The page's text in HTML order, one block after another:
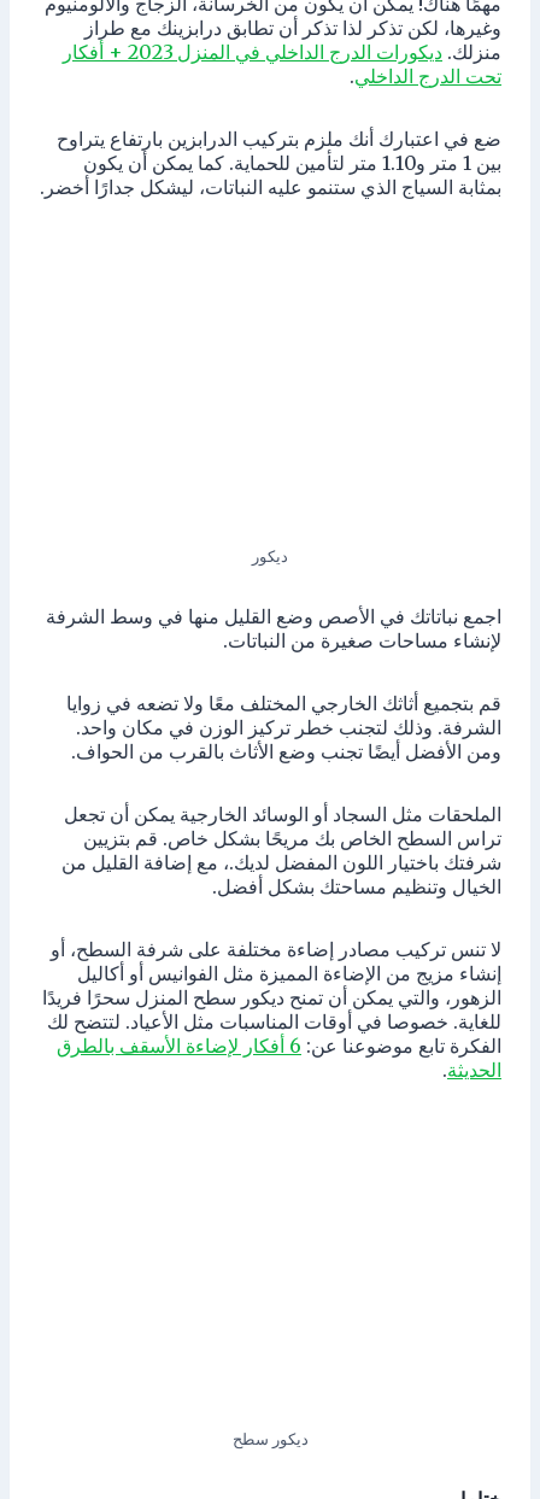
وغيرها، لكن تذكر لذا تذكر أن تطابق درابزينك مع طراز
منزلك.
ديكورات الدرج الداخلي في المنزل 2023 + أفكار
تحت الدرج الداخلي.
ضع في اعتبارك أنك ملزم بتركيب الدرابزين بارتفاع يتراوح
بين 1 متر و1.10 متر لتأمين للحماية. كما يمكن أن يكون
بمثابة السياج الذي ستنمو عليه النباتات، ليشكل جدارًا أخضر.
ديكور
اجمع نباتاتك في الأصص وضع القليل منها في وسط الشرفة
لإنشاء مساحات صغيرة من النباتات.
قم بتجميع أثاثك الخارجي المختلف معًا ولا تضعه في زوايا
الشرفة. وذلك لتجنب خطر تركيز الوزن في مكان واحد.
ومن الأفضل أيضًا تجنب وضع الأثاث بالقرب من الحواف.
الملحقات مثل السجاد أو الوسائد الخارجية يمكن أن تجعل
تراس السطح الخاص بك مريحًا بشكل خاص. قم بتزيين
شرفتك باختيار اللون المفضل لديك.، مع إضافة القليل من
الخيال وتنظيم مساحتك بشكل أفضل.
لا تنس تركيب مصادر إضاءة مختلفة على شرفة السطح، أو
إنشاء مزيج من الإضاءة المميزة مثل الفوانيس أو أكاليل
الزهور، والتي يمكن أن تمنح ديكور سطح المنزل سحرًا فريدًا
للغاية. خصوصا في أوقات المناسبات مثل الأعياد. لتتضح لك
الفكرة تابع موضوعنا عن:
6 أفكار لإضاءة الأسقف بالطرق
الحديثة.
ديكور سطح